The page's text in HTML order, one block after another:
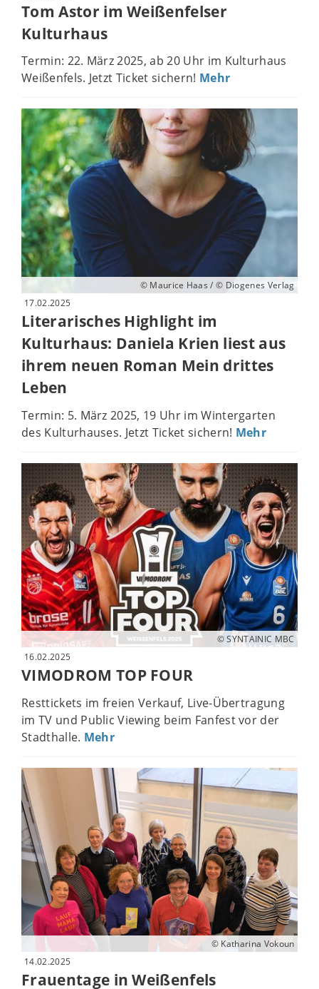
Tom Astor im Weißenfelser
Kulturhaus
Termin: 22. März 2025, ab 20 Uhr im Kulturhaus
Weißenfels. Jetzt Ticket sichern! Mehr
© Maurice Haas / © Diogenes Verlag
17.02.2025
Literarisches Highlight im
Kulturhaus: Daniela Krien liest aus
ihrem neuen Roman Mein drittes
Leben
Termin: 5. März 2025, 19 Uhr im Wintergarten
des Kulturhauses. Jetzt Ticket sichern! Mehr
© SYNTAINIC MBC
16.02.2025
VIMODROM TOP FOUR
Resttickets im freien Verkauf, Live-Übertragung
im TV und Public Viewing beim Fanfest vor der
Stadthalle. Mehr
© Katharina Vokoun
14.02.2025
Frauentage in Weißenfels